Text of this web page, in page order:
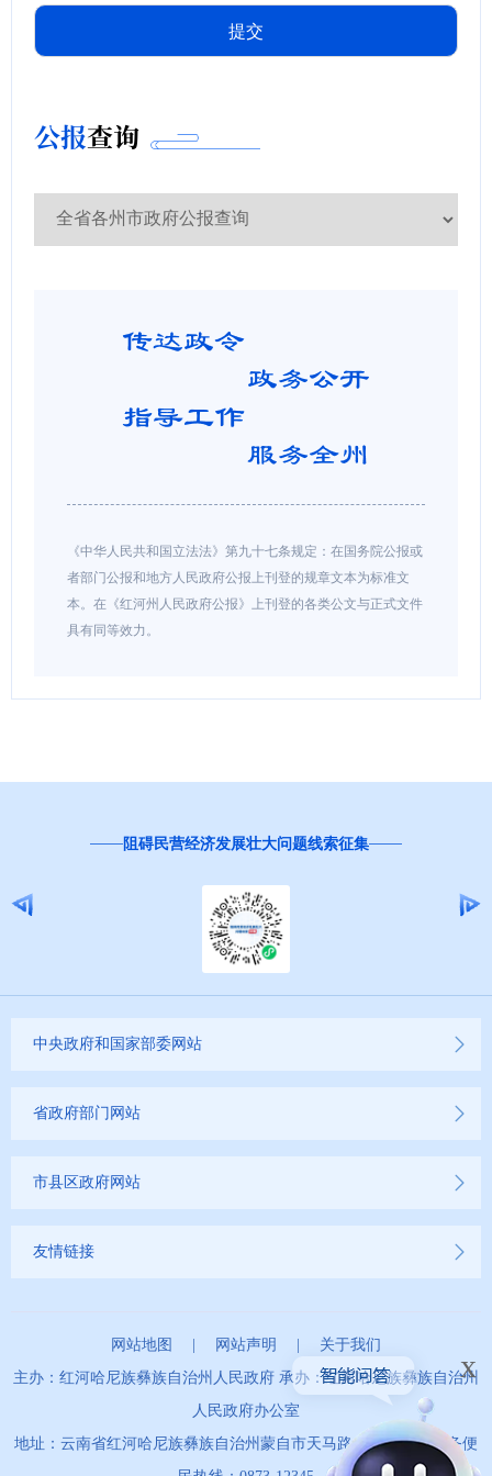
公报查询
《中华人民共和国立法法》第九十七条规定：在国务院公报或
者部门公报和地方人民政府公报上刊登的规章文本为标准文
本。在《红河州人民政府公报》上刊登的各类公文与正式文件
具有同等效力。
阻碍民营经济发展壮大问题线索征集
中央政府和国家部委网站
省政府部门网站
市县区政府网站
友情链接
网站地图 网站声明
关于我们
主办：红河哈尼族彝族自治州人民政府 承办：红河哈尼族彝族自治州
人民政府办公室
地址：云南省红河哈尼族彝族自治州蒙自市天马路67号 政务服务便
x